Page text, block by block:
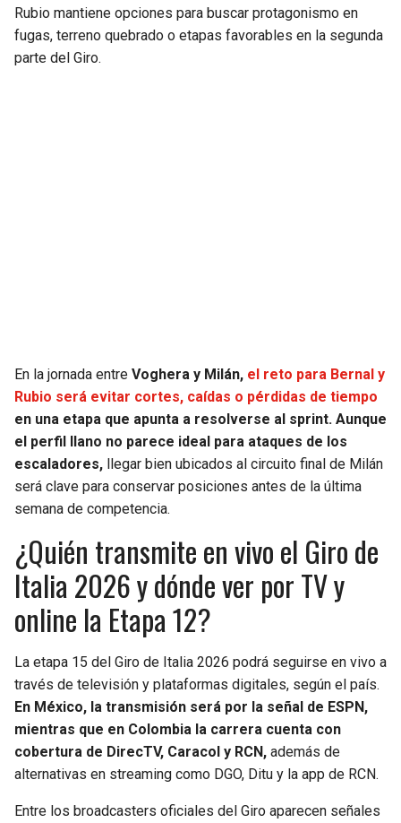
Rubio mantiene opciones para buscar protagonismo en
fugas, terreno quebrado o etapas favorables en la segunda
parte del Giro.
En la jornada entre Voghera y Milán, el reto para Bernal y
Rubio será evitar cortes, caídas o pérdidas de tiempo
en una etapa que apunta a resolverse al sprint. Aunque
el perfil llano no parece ideal para ataques de los
escaladores, llegar bien ubicados al circuito final de Milán
será clave para conservar posiciones antes de la última
semana de competencia.
¿Quién transmite en vivo el Giro de
Italia 2026 y dónde ver por TV y
online la Etapa 12?
La etapa 15 del Giro de Italia 2026 podrá seguirse en vivo a
través de televisión y plataformas digitales, según el país.
En México, la transmisión será por la señal de ESPN,
mientras que en Colombia la carrera cuenta con
cobertura de DirecTV, Caracol y RCN, además de
alternativas en streaming como DGO, Ditu y la app de RCN.
Entre los broadcasters oficiales del Giro aparecen señales